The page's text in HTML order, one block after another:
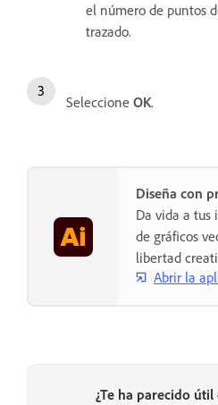
el número de puntos
trazado.
Seleccione OK.
Diseña con
Da vida a tus
de gráficos
libertad
Abrir la
¿Te ha parecido útil